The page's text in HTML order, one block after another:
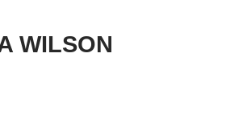
WILSON